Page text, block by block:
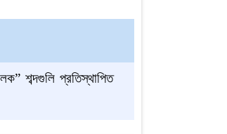
শব্দগুলি প্রতিস্থাপিত